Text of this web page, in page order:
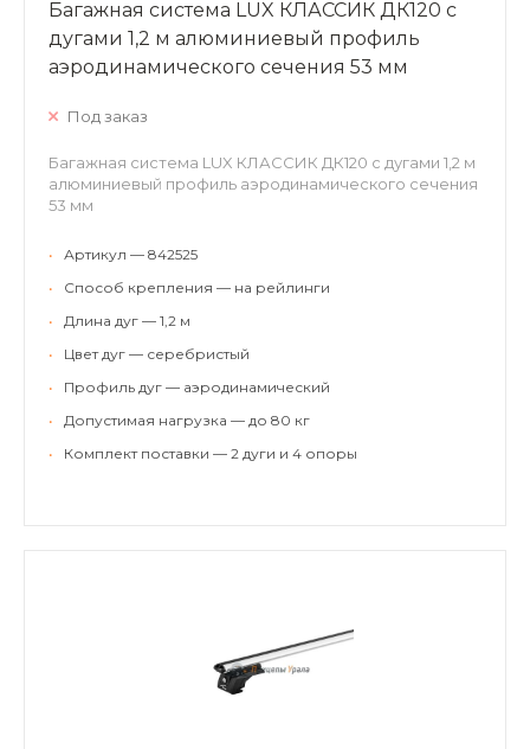
Багажная система LUX КЛАССИК ДК120 с
дугами 1,2 м алюминиевый профиль
аэродинамического сечения 53 мм
Под заказ
Багажная система LUX КЛАССИК ДК120 с дугами 1,2 м
алюминиевый профиль аэродинамического сечения
53 мм
•
Артикул — 842525
•
Способ крепления — на рейлинги
•
Длина дуг — 1,2 м
•
Цвет дуг — серебристый
•
Профиль дуг — аэродинамический
•
Допустимая нагрузка — до 80 кг
•
Комплект поставки — 2 дуги и 4 опоры